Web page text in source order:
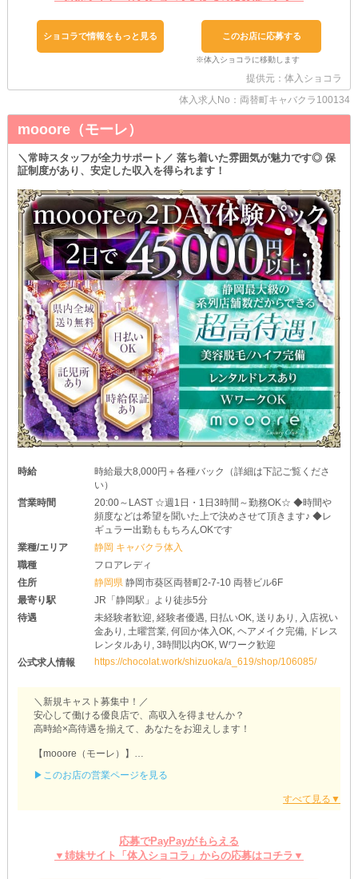
当店には飲酒の強要がないため、ジュースといったお好きなソフト
ドリンクで勤務ができます◎
体調や体質に合った働き方で、無理なくお仕事をしましょう。
また、キャストを縛るノルマといった厳しいルールは当店にはあり
ません！
あなたらしい接客でお仕事をしてください◎
❖勤務環境を確かめられる❖
当店への体入は複数回可能です。
実際にお試しで働いてみることで、見えてくるものもあります！
サイトだけだと分かりにくい実際の雰囲気やお仕事の流れなど、体
験を通して把握しましょう◎
ショコラで情報をもっと見る このお店に応募する
提供元：体入ショコラ
体入求人No：両替町キャバクラ100134
mooore（モーレ）
＼常時スタッフが全力サポート／ 落ち着いた雰囲気が魅力です◎ 保
証制度があり、安定した収入を得られます！
時給
時給最大8,000円＋各種バック（詳細は下記ご覧くださ
い）
営業時間
20:00～LAST ☆週1日・1日3時間～勤務OK☆ ◆時間や
頻度などは希望を聞いた上で決めさせて頂きます♪ ◆レ
ギュラー出勤ももちろんOKです
業種/エリア
静岡 キャバクラ体入
職種
フロアレディ
住所
静岡県静岡市葵区両替町2-7-10 両替ビル6F
最寄り駅
JR「静岡駅」より徒歩5分
待遇
未経験者歓迎, 経験者優遇, 日払いOK, 送りあり, 入店祝い
金あり, 土曜営業, 何回か体入OK, ヘアメイク完備, ドレス
レンタルあり, 3時間以内OK, Wワーク歓迎
公式求人情報
https://chocolat.work/shizuoka/a_619/shop/106085/
＼新規キャスト募集中！／
安心して働ける優良店で、高収入を得ませんか？
高時給×高待遇を揃えて、あなたをお迎えします！
【mooore（モーレ）】
▼△▼何も準備しなくてOK▼△▼
「どんな衣装が似合うんだろう」と悩む必要はありません◎
もし勤務中に髪型が崩れてしまっても、ササっと直せちゃいます♪
つまり、必要な物は全て当店にあるので、事前準備は何もしなくて
OKです。
▶このお店の営業ページを見る
応募でPayPayがもらえる
▼姉妹サイト「体入ショコラ」からの応募はコチラ▼